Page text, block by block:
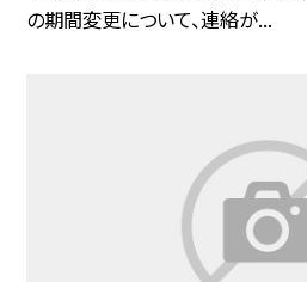
の期間変更について、連絡が...